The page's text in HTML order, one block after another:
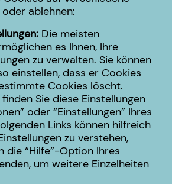
ablehnen:
Die meisten
es Ihnen, Ihre
zu verwalten. Sie können
einstellen, dass er Cookies
Cookies löscht.
Sie diese Einstellungen
oder “Einstellungen” Ihres
Links können hilfreich
zu verstehen,
die “Hilfe”-Option Ihres
um weitere Einzelheiten